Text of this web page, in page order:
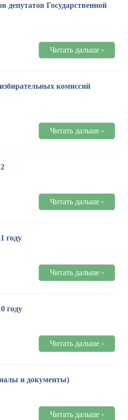
депутатов Государственной
Читать дальше ›
комиссий
Читать дальше ›
Читать дальше ›
году
Читать дальше ›
году
Читать дальше ›
и документы)
Читать дальше ›